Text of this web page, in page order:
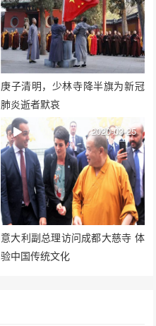
庚子清明，少林寺降半旗为新冠
肺炎逝者默哀
意大利副总理访问成都大慈寺 体
验中国传统文化
2020-03-25